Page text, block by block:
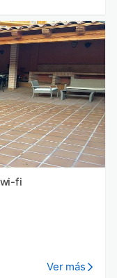
fi
Ver más